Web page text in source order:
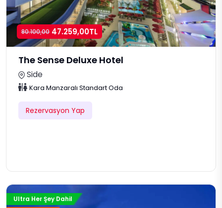
80.100,00 47.259,00TL
The Sense Deluxe Hotel
Side
Kara Manzaralı Standart Oda
Rezervasyon Yap
Ultra Her Şey Dahil